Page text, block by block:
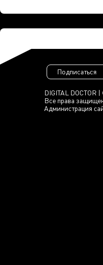
DIGITAL DOCTOR
Все права
Администрация
Подписаться